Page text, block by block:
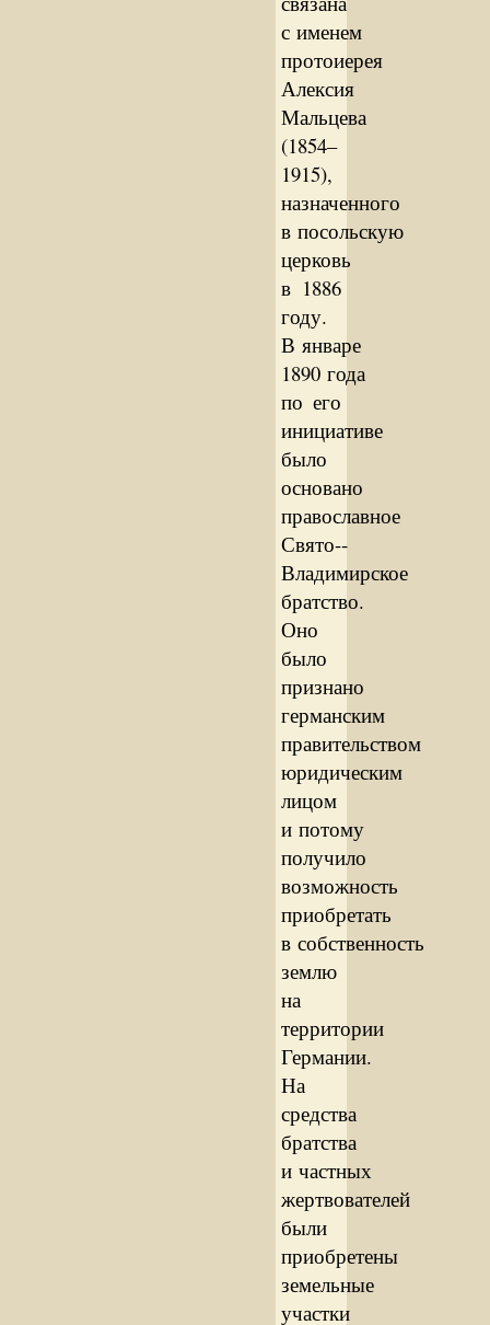
с именем
протоиерея
Алексия
Мальцева
(1854–
1915),
назначенного
в посольскую
церковь
в 1886
году.
В январе
1890 года
по его
инициативе
было
основано
православное
Свято-­
Владимирское
братство.
Оно
было
признано
германским
правительством
юридическим
лицом
и потому
получило
возможность
приобретать
в собственность
землю
на
территории
Германии.
На
средства
братства
и частных
жертвователей
были
приобретены
земельные
участки